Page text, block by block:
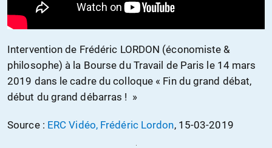
Intervention de Frédéric LORDON (économiste &
philosophe) à la Bourse du Travail de Paris le 14 mars
2019 dans le cadre du colloque « Fin du grand débat,
début du grand débarras ! »
Source : ERC Vidéo, Frédéric Lordon, 15-03-2019